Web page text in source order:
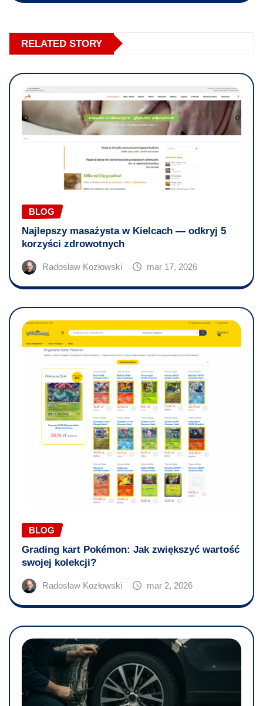
RELATED STORY
BLOG
Najlepszy masażysta w Kielcach — odkryj 5
korzyści zdrowotnych
Radosław Kozłowski mar 17, 2026
BLOG
Grading kart Pokémon: Jak zwiększyć wartość
swojej kolekcji?
Radosław Kozłowski mar 2, 2026